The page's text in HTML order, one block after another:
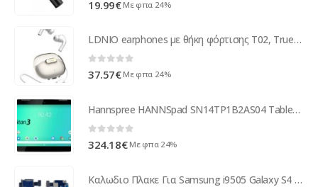
19.99€ Με φπα 24%
LDNIO earphones με θήκη φόρτισης T02, True Wireless, HiFi, Φ13mm, λευκά
0 out of 5
37.57€ Με φπα 24%
Hannspree HANNSpad SN14TP1B2AS04 Tablet Titan3 13,3Android Android SN14TP1B2AS04
0 out of 5
324.18€ Με φπα 24%
Καλωδιο Πλακε Για Samsung i9505 Galaxy S4 Με Υποδοχη Sim-Memory